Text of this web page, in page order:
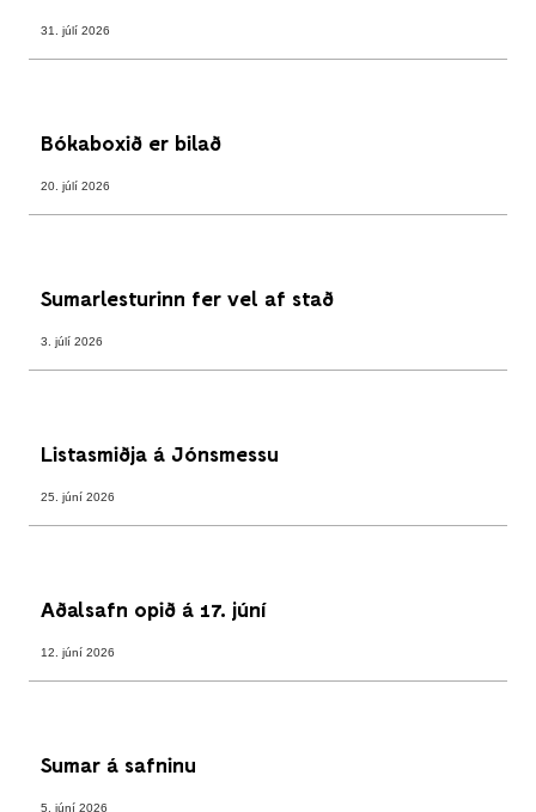
31. júlí 2026
Bókaboxið er bilað
20. júlí 2026
Sumarlesturinn fer vel af stað
3. júlí 2026
Listasmiðja á Jónsmessu
25. júní 2026
Aðalsafn opið á 17. júní
12. júní 2026
Sumar á safninu
5. júní 2026